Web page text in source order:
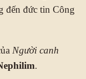
đến đức tin Công
Người canh
.